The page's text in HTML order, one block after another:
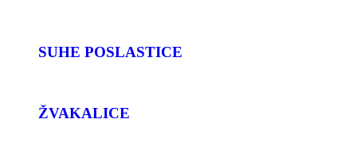
SUHE POSLASTICE
ŽVAKALICE